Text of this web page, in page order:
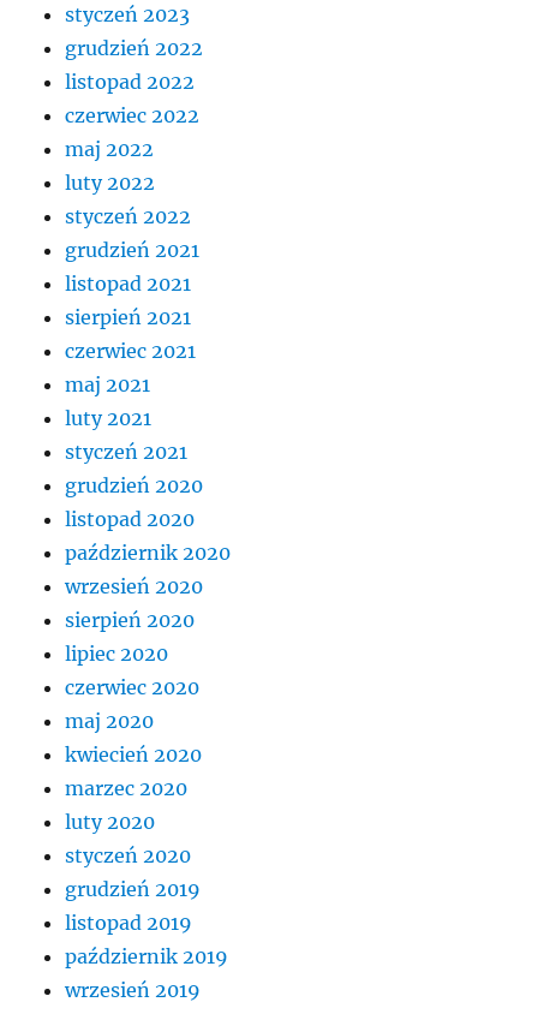
styczeń 2023
grudzień 2022
listopad 2022
czerwiec 2022
maj 2022
luty 2022
styczeń 2022
grudzień 2021
listopad 2021
sierpień 2021
czerwiec 2021
maj 2021
luty 2021
styczeń 2021
grudzień 2020
listopad 2020
październik 2020
wrzesień 2020
sierpień 2020
lipiec 2020
czerwiec 2020
maj 2020
kwiecień 2020
marzec 2020
luty 2020
styczeń 2020
grudzień 2019
listopad 2019
październik 2019
wrzesień 2019